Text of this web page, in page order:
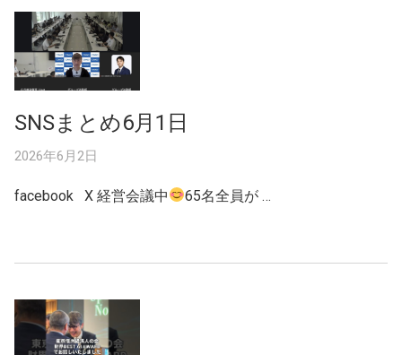
SNSまとめ6月1日
2026年6月2日
facebook X 経営会議中 65名全員が …